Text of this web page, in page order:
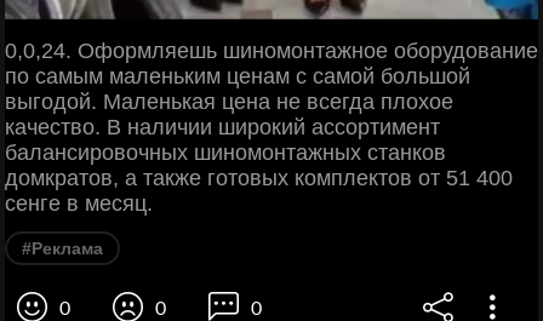
0,0,24. Оформляешь шиномонтажное оборудование
по самым маленьким ценам с самой большой
выгодой. Маленькая цена не всегда плохое
качество. В наличии широкий ассортимент
балансировочных шиномонтажных станков
домкратов, а также готовых комплектов от 51 400
сенге в месяц.
#Реклама
0 0 0